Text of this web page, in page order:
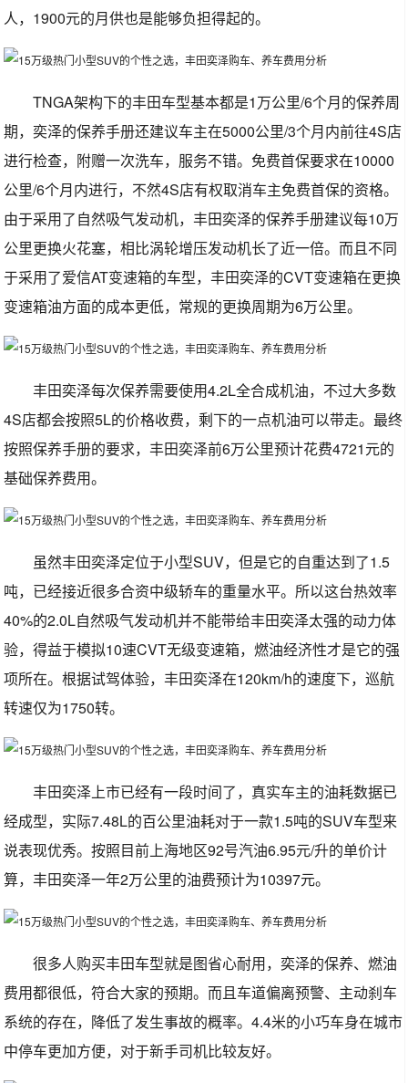
人，1900元的月供也是能够负担得起的。
TNGA架构下的丰田车型基本都是1万公里/6个月的保养周
期，奕泽的保养手册还建议车主在5000公里/3个月内前往4S店
进行检查，附赠一次洗车，服务不错。免费首保要求在10000
公里/6个月内进行，不然4S店有权取消车主免费首保的资格。
由于采用了自然吸气发动机，丰田奕泽的保养手册建议每10万
公里更换火花塞，相比涡轮增压发动机长了近一倍。而且不同
于采用了爱信AT变速箱的车型，丰田奕泽的CVT变速箱在更换
变速箱油方面的成本更低，常规的更换周期为6万公里。
丰田奕泽每次保养需要使用4.2L全合成机油，不过大多数
4S店都会按照5L的价格收费，剩下的一点机油可以带走。最终
按照保养手册的要求，丰田奕泽前6万公里预计花费4721元的
基础保养费用。
虽然丰田奕泽定位于小型SUV，但是它的自重达到了1.5
吨，已经接近很多合资中级轿车的重量水平。所以这台热效率
40%的2.0L自然吸气发动机并不能带给丰田奕泽太强的动力体
验，得益于模拟10速CVT无级变速箱，燃油经济性才是它的强
项所在。根据试驾体验，丰田奕泽在120km/h的速度下，巡航
转速仅为1750转。
丰田奕泽上市已经有一段时间了，真实车主的油耗数据已
经成型，实际7.48L的百公里油耗对于一款1.5吨的SUV车型来
说表现优秀。按照目前上海地区92号汽油6.95元/升的单价计
算，丰田奕泽一年2万公里的油费预计为10397元。
很多人购买丰田车型就是图省心耐用，奕泽的保养、燃油
费用都很低，符合大家的预期。而且车道偏离预警、主动刹车
系统的存在，降低了发生事故的概率。4.4米的小巧车身在城市
中停车更加方便，对于新手司机比较友好。